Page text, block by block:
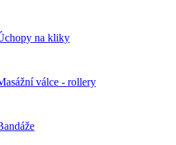
na kliky
válce - rollery